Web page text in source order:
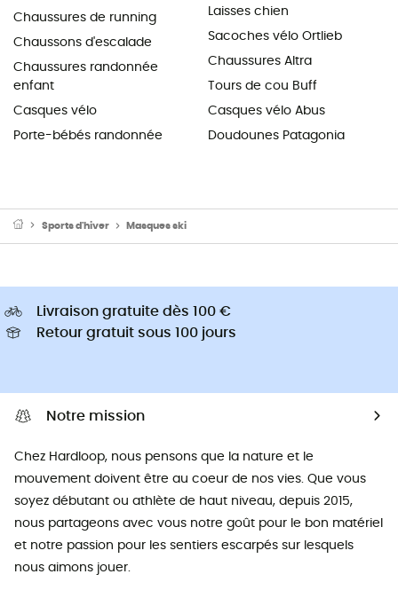
Chaussures de running
Chaussons d'escalade
Chaussures randonnée
enfant
Casques vélo
Porte-bébés randonnée
Laisses chien
Sacoches vélo Ortlieb
Chaussures Altra
Tours de cou Buff
Casques vélo Abus
Doudounes Patagonia
Sports d'hiver Masques ski
Livraison gratuite dès 100 €
Retour gratuit sous 100 jours
Notre mission
Chez Hardloop, nous pensons que la nature et le
mouvement doivent être au coeur de nos vies. Que vous
soyez débutant ou athlète de haut niveau, depuis 2015,
nous partageons avec vous notre goût pour le bon matériel
et notre passion pour les sentiers escarpés sur lesquels
nous aimons jouer.